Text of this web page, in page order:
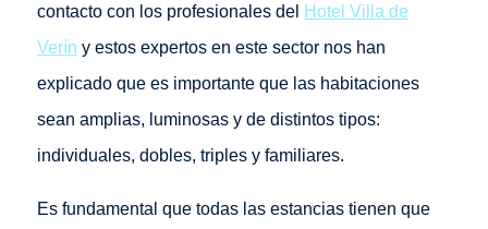
contacto con los profesionales del
Hotel Villa de
Verín y estos expertos en este sector nos han
explicado que es importante que las habitaciones
sean amplias, luminosas y de distintos tipos:
individuales, dobles, triples y familiares.
Es fundamental que todas las estancias tienen que